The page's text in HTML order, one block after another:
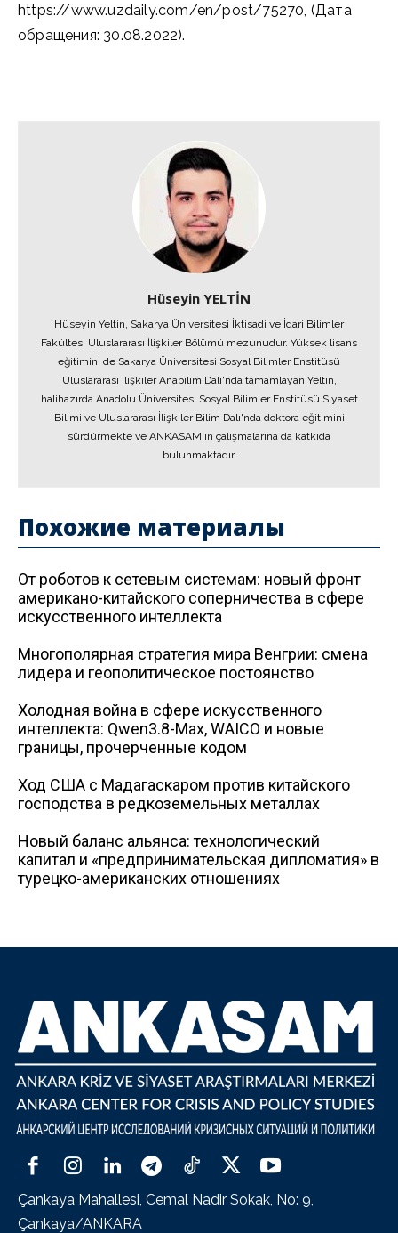
https://www.uzdaily.com/en/post/75270, (Дата
обращения: 30.08.2022).
Hüseyin YELTİN
Hüseyin Yeltin, Sakarya Üniversitesi İktisadi ve İdari Bilimler
Fakültesi Uluslararası İlişkiler Bölümü mezunudur. Yüksek lisans
eğitimini de Sakarya Üniversitesi Sosyal Bilimler Enstitüsü
Uluslararası İlişkiler Anabilim Dalı'nda tamamlayan Yeltin,
halihazırda Anadolu Üniversitesi Sosyal Bilimler Enstitüsü Siyaset
Bilimi ve Uluslararası İlişkiler Bilim Dalı'nda doktora eğitimini
sürdürmekte ve ANKASAM'ın çalışmalarına da katkıda
bulunmaktadır.
Похожие материалы
От роботов к сетевым системам: новый фронт
американо-китайского соперничества в сфере
искусственного интеллекта
Многополярная стратегия мира Венгрии: смена
лидера и геополитическое постоянство
Холодная война в сфере искусственного
интеллекта: Qwen3.8-Max, WAICO и новые
границы, прочерченные кодом
Ход США с Мадагаскаром против китайского
господства в редкоземельных металлах
Новый баланс альянса: технологический
капитал и «предпринимательская дипломатия» в
турецко-американских отношениях
Çankaya Mahallesi, Cemal Nadir Sokak, No: 9,
Çankaya/ANKARA